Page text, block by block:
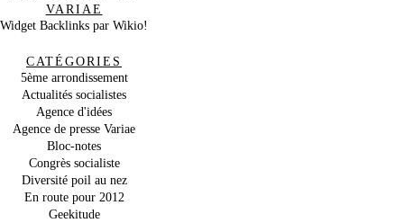
VARIAE
Widget Backlinks par Wikio!
CATÉGORIES
5ème arrondissement
Actualités socialistes
Agence d'idées
Agence de presse Variae
Bloc-notes
Congrès socialiste
Diversité poil au nez
En route pour 2012
Geekitude